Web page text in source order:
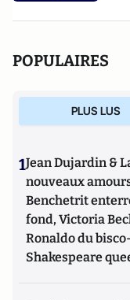
POPULAIRES
PLUS LUS
1Jean Dujardin &
nouveaux
Benchetrit
fond, Victoria
Ronaldo du
Shakespeare